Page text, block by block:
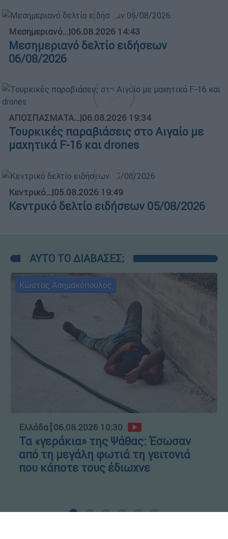
Μεσημεριανό...|06.08.2026 14:43
Μεσημεριανό δελτίο ειδήσεων
06/08/2026
ΑΠΟΣΠΑΣΜΑΤΑ...|06.08.2026 19:34
Τουρκικές παραβιάσεις στο Αιγαίο με
μαχητικά F-16 και drones
Κεντρικό...|05.08.2026 19:49
Κεντρικό δελτίο ειδήσεων 05/08/2026
ΑΥΤΟ ΤΟ ΔΙΑΒΑΣΕΣ;
Κώστας Ασημακόπουλος
Ελλάδα┋06.08.2026 10:30
Τα «γεράκια» της Ψάθας: Έσωσαν
από τη μεγάλη φωτιά τη γειτονιά
που κάποτε τους έδιωχνε